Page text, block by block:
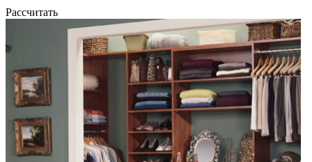
Рассчитать